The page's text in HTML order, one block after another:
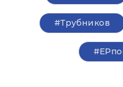
#Трубников